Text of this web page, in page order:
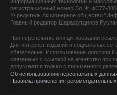
регистрационный номер Эл № ФС77-
Учредитель Акционерное общество
Главный редактор Шарафутдинов
При перепечатке или цитировании
Для интернет-изданий и социальных
обязательна. Использование
связанных с ссылкой на агентство при
допускается только с письменного
Об использовании персональных
Правила применения рекомендательных